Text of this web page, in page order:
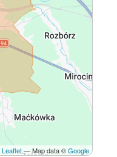
Leaflet— Map data ©Google